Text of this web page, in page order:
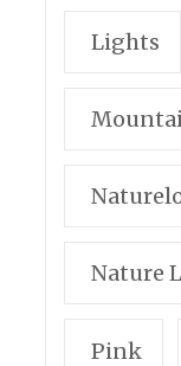
Lights
Nature
Pink